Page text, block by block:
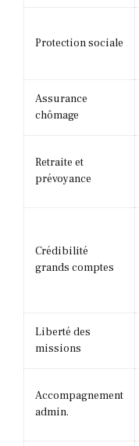
Protection sociale
Assurance
chômage
Retraite et
prévoyance
Crédibilité
grands comptes
Liberté des
missions
Accompagnement
admin.